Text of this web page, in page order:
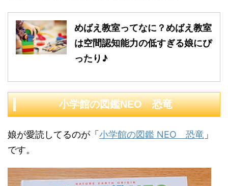
めばえ教室ってなに？めばえ教室
は空間認知能力の低すぎる娘にぴ
ったり♪
小学館の図鑑NEO 恐竜
娘が愛読してるのが「 小学館の図鑑 NEO 恐竜 」
です。